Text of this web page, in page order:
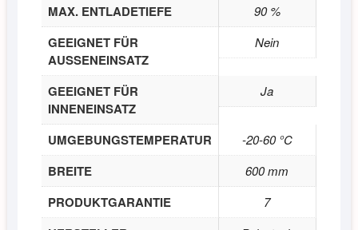
MAX. ENTLADETIEFE 90 %
GEEIGNET FÜR
AUSSENEINSATZ
Nein
GEEIGNET FÜR
INNENEINSATZ
Ja
UMGEBUNGSTEMPERATUR -20-60 °C
BREITE 600 mm
PRODUKTGARANTIE 7